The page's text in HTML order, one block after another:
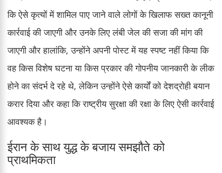
कि ऐसे कृत्यों में शामिल पाए जाने वाले लोगों के खिलाफ सख्त कानूनी
कार्रवाई की जाएगी और उनके लिए लंबी जेल की सजा की मांग की
जाएगी और हालांकि, उन्होंने अपनी पोस्ट में यह स्पष्ट नहीं किया कि
वह किस विशेष घटना या किस प्रकार की गोपनीय जानकारी के लीक
होने का संदर्भ दे रहे थे, लेकिन उन्होंने ऐसे कार्यों को देशद्रोही बयान
करार दिया और कहा कि राष्ट्रीय सुरक्षा की रक्षा के लिए ऐसी कार्रवाई
आवश्यक है।
ईरान के साथ युद्ध के बजाय समझौते को
प्राथमिकता